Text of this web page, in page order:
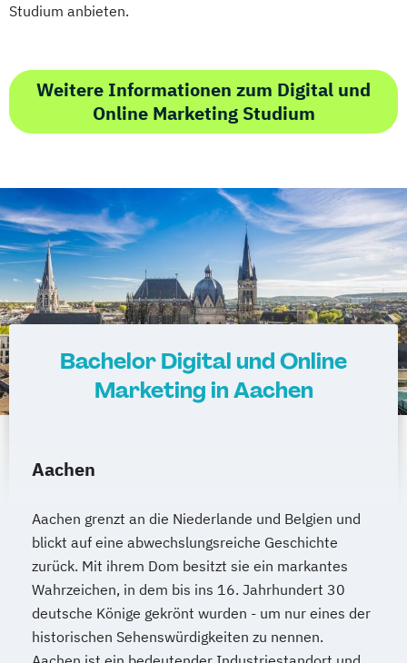
Studium anbieten.
Weitere Informationen zum Digital und
Online Marketing Studium
Bachelor Digital und Online
Marketing in Aachen
Aachen
Aachen grenzt an die Niederlande und Belgien und
blickt auf eine abwechslungsreiche Geschichte
zurück. Mit ihrem Dom besitzt sie ein markantes
Wahrzeichen, in dem bis ins 16. Jahrhundert 30
deutsche Könige gekrönt wurden - um nur eines der
historischen Sehenswürdigkeiten zu nennen.